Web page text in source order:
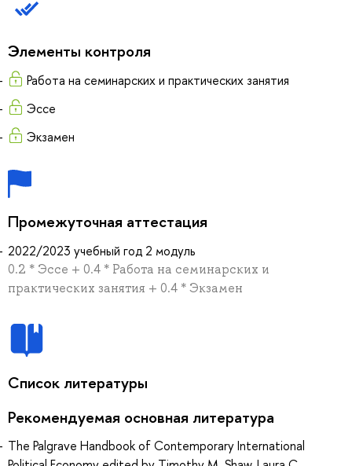
Элементы контроля
Работа на семинарских и практических занятия
Эссе
Экзамен
Промежуточная аттестация
2022/2023 учебный год 2 модуль
0.2 * Эссе + 0.4 * Работа на семинарских и
практических занятия + 0.4 * Экзамен
Список литературы
Рекомендуемая основная литература
The Palgrave Handbook of Contemporary International